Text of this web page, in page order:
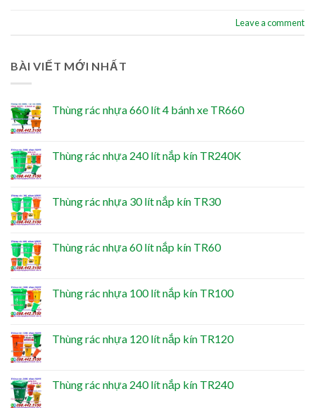
Leave a comment
BÀI VIẾT MỚI NHẤT
Thùng rác nhựa 660 lít 4 bánh xe TR660
Thùng rác nhựa 240 lít nắp kín TR240K
Thùng rác nhựa 30 lít nắp kín TR30
Thùng rác nhựa 60 lít nắp kín TR60
Thùng rác nhựa 100 lít nắp kín TR100
Thùng rác nhựa 120 lít nắp kín TR120
Thùng rác nhựa 240 lít nắp kín TR240